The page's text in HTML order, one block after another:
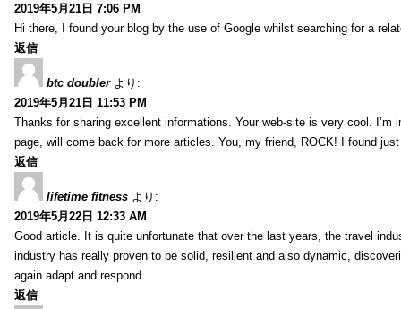
2019年5月21日 7:06 PM
Hi there, I found your blog by the use of Google whilst searching for a
返信
btc doubler より:
2019年5月21日 11:53 PM
Thanks for sharing excellent informations. Your web-site is very cool.
page, will come back for more articles. You, my friend, ROCK! I found
返信
lifetime fitness より:
2019年5月22日 12:33 AM
Good article. It is quite unfortunate that over the last years, the travel
industry has really proven to be solid, resilient and also dynamic,
again adapt and respond.
返信